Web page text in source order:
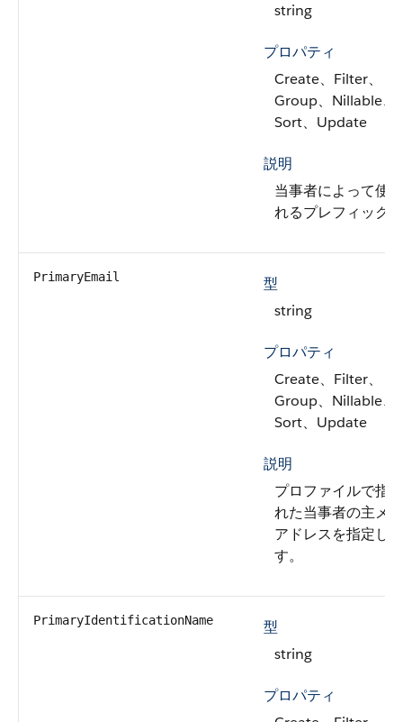
string
プロパティ
Create、Filter、
Group、Nillable、
Sort、Update
説明
当事者によって使
れるプレフィック
PrimaryEmail
型
string
プロパティ
Create、Filter、
Group、Nillable、
Sort、Update
説明
プロファイルで指
れた当事者の主メ
アドレスを指定しま
す。
PrimaryIdentificationName
型
string
プロパティ